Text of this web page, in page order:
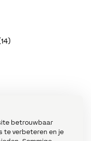
betrouwbaar
te verbeteren en je
(11)